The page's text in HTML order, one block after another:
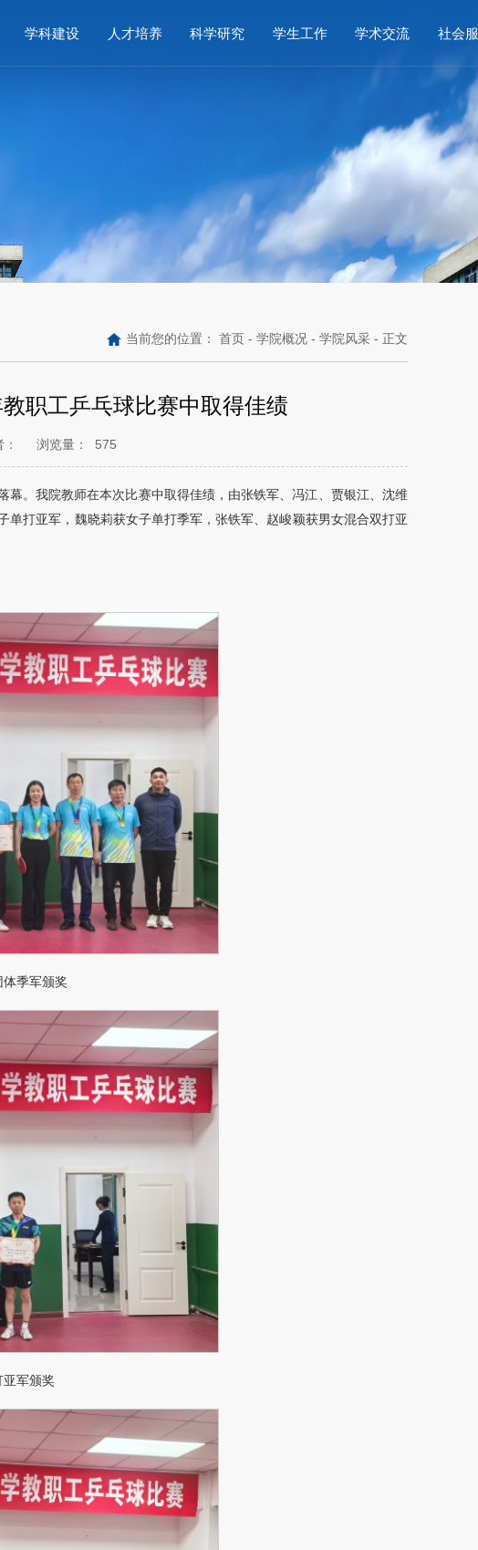
学科建设 人才培养 科学研究 学生工作 学术交流 社会
当前您的位置： 首页 - 学院概况 - 学院风采 - 正文
职工乒乓球比赛中取得佳绩
： 浏览量： 575
。我院教师在本次比赛中取得佳绩，由张铁军、冯江、贾银江、沈维
打亚军，魏晓莉获女子单打季军，张铁军、赵峻颖获男女混合双打亚
体季军颁奖
亚军颁奖